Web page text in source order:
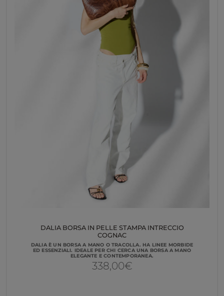
DALIA BORSA IN PELLE STAMPA INTRECCIO
COGNAC
DALIA È UN BORSA A MANO O TRACOLLA. HA LINEE MORBIDE
ED ESSENZIALI. IDEALE PER CHI CERCA UNA BORSA A MANO
ELEGANTE E CONTEMPORANEA.
338,00€